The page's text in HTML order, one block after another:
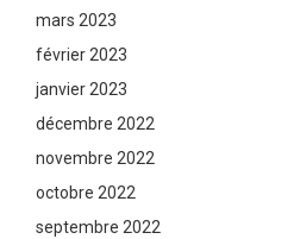
mars 2023
février 2023
janvier 2023
décembre 2022
novembre 2022
octobre 2022
septembre 2022